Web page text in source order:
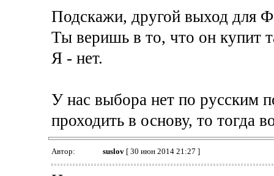
Подскажи, другой выход для
Ты веришь в то, что он купит
Я - нет.
У нас выбора нет по русским
проходить в основу, то тогда
Автор: suslov[ 30 июн 2014 21:27 ]